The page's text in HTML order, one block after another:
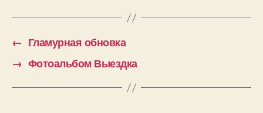
← Гламурная обновка
→ Фотоальбом Выездка